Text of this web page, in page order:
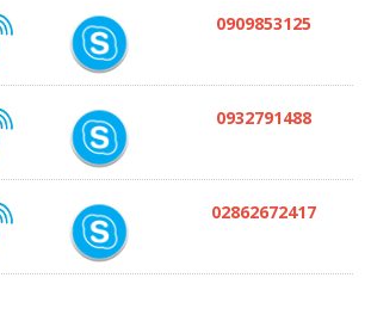
0909853125
0932791488
02862672417